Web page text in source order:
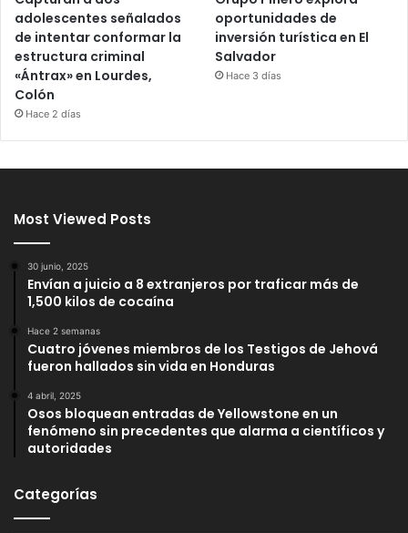
adolescentes señalados
de intentar conformar la
estructura criminal
«Ántrax» en Lourdes,
Colón
Hace 2 días
oportunidades de
inversión turística en El
Salvador
Hace 3 días
Most Viewed Posts
30 junio, 2025
Envían a juicio a 8 extranjeros por traficar más de
1,500 kilos de cocaína
Hace 2 semanas
Cuatro jóvenes miembros de los Testigos de Jehová
fueron hallados sin vida en Honduras
4 abril, 2025
Osos bloquean entradas de Yellowstone en un
fenómeno sin precedentes que alarma a científicos y
autoridades
Categorías